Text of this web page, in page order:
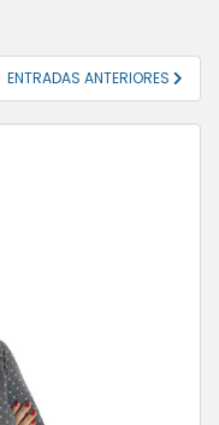
ENTRADAS ANTERIORES